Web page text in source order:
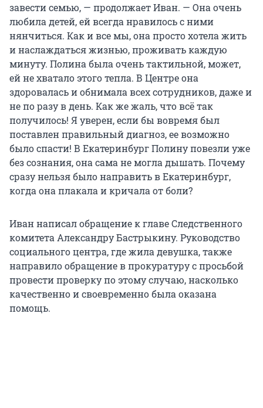
завести семью, — продолжает Иван. — Она очень
любила детей, ей всегда нравилось с ними
нянчиться. Как и все мы, она просто хотела жить
и наслаждаться жизнью, проживать каждую
минуту. Полина была очень тактильной, может,
ей не хватало этого тепла. В Центре она
здоровалась и обнимала всех сотрудников, даже и
не по разу в день. Как же жаль, что всё так
получилось! Я уверен, если бы вовремя был
поставлен правильный диагноз, ее возможно
было спасти! В Екатеринбург Полину повезли уже
без сознания, она сама не могла дышать. Почему
сразу нельзя было направить в Екатеринбург,
когда она плакала и кричала от боли?
Иван написал обращение к главе Следственного
комитета Александру Бастрыкину. Руководство
социального центра, где жила девушка, также
направило обращение в прокуратуру с просьбой
провести проверку по этому случаю, насколько
качественно и своевременно была оказана
помощь.